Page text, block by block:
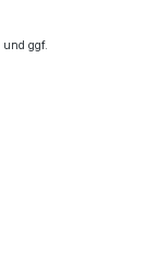
und ggf.